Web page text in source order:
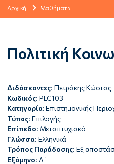
Αρχική Μαθήματα
Πολιτική
Διδάσκοντες: Πετράκης Κώστας
Κωδικός: PLC103
Κατηγορία: Επιστημονικής
Τύπος: Επιλογής
Επίπεδο: Μεταπτυχιακό
Γλώσσα: Ελληνικά
Τρόπος Παράδοσης: Εξ
Εξάμηνο: Α΄